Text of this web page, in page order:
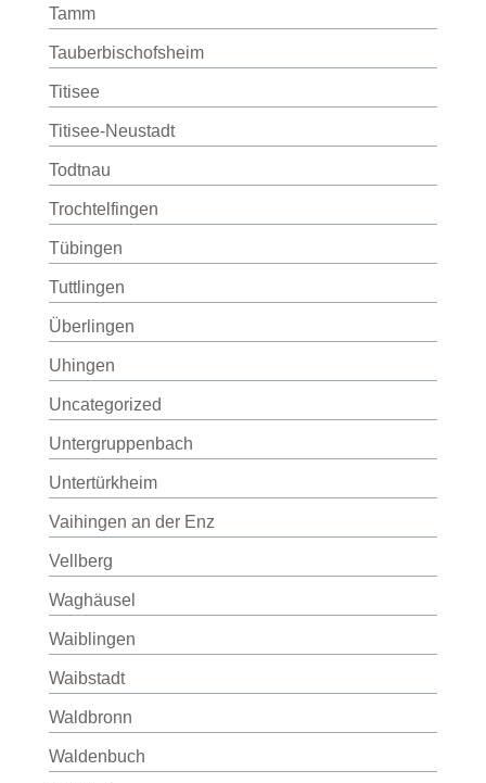
Tamm
Tauberbischofsheim
Titisee
Titisee-Neustadt
Todtnau
Trochtelfingen
Tübingen
Tuttlingen
Überlingen
Uhingen
Uncategorized
Untergruppenbach
Untertürkheim
Vaihingen an der Enz
Vellberg
Waghäusel
Waiblingen
Waibstadt
Waldbronn
Waldenbuch